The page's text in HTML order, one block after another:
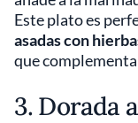
Este plato es
asadas con
que
3. Dorada